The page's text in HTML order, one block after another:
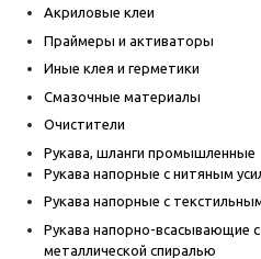
Акриловые клеи
Праймеры и активаторы
Иные клея и герметики
Смазочные материалы
Очистители
Рукава, шланги промышленные
Рукава напорные с нитяным
Рукава напорные с
Рукава напорно-всасывающие
металлической спиралью